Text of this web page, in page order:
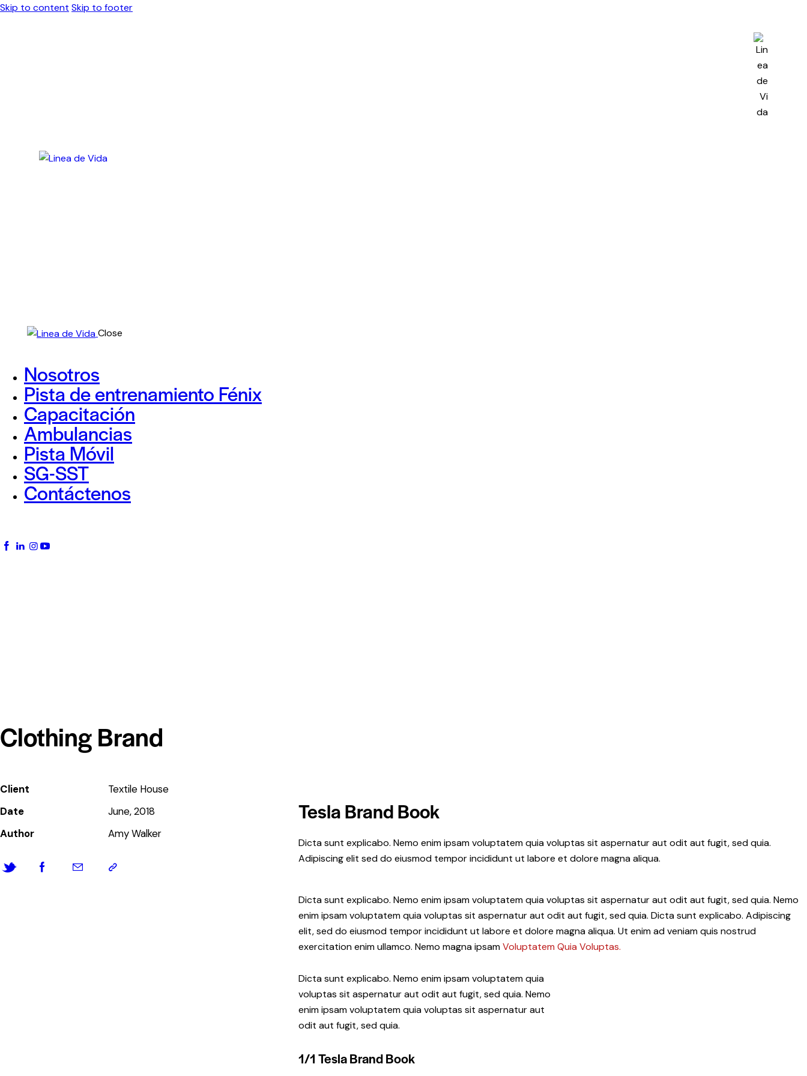
Skip to content Skip to footer
Close
Nosotros
Pista de entrenamiento Fénix
Capacitación
Ambulancias
Pista Móvil
SG-SST
Contáctenos
Clothing Brand
Client
Textile House
Date
June, 2018
Author
Amy Walker
Tesla Brand Book
Dicta sunt explicabo. Nemo enim ipsam voluptatem quia voluptas sit aspernatur aut odit aut fugit, sed quia.
Adipiscing elit sed do eiusmod tempor incididunt ut labore et dolore magna aliqua.
Dicta sunt explicabo. Nemo enim ipsam voluptatem quia voluptas sit aspernatur aut odit aut fugit, sed quia. Nemo
enim ipsam voluptatem quia voluptas sit aspernatur aut odit aut fugit, sed quia. Dicta sunt explicabo. Adipiscing
elit, sed do eiusmod tempor incididunt ut labore et dolore magna aliqua. Ut enim ad veniam quis nostrud
exercitation enim ullamco. Nemo magna ipsamVoluptatem Quia Voluptas.
Dicta sunt explicabo. Nemo enim ipsam voluptatem quia
voluptas sit aspernatur aut odit aut fugit, sed quia. Nemo
enim ipsam voluptatem quia voluptas sit aspernatur aut
odit aut fugit, sed quia.
1/1 Tesla Brand Book